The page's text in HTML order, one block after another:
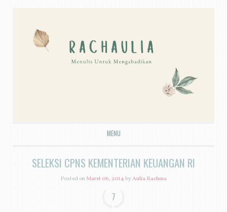
MENU
SKIP TO CONTENT
SELEKSI CPNS KEMENTERIAN KEUANGAN RI
Posted onMaret 06, 2014byAulia Rachma
7